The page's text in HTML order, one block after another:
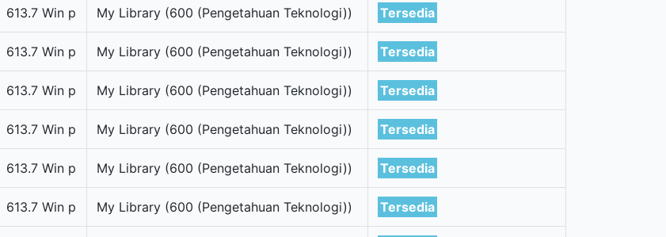
613.7 Win p My Library (600 (Pengetahuan Teknologi)) Tersedia
613.7 Win p My Library (600 (Pengetahuan Teknologi)) Tersedia
613.7 Win p My Library (600 (Pengetahuan Teknologi)) Tersedia
613.7 Win p My Library (600 (Pengetahuan Teknologi)) Tersedia
613.7 Win p My Library (600 (Pengetahuan Teknologi)) Tersedia
613.7 Win p My Library (600 (Pengetahuan Teknologi)) Tersedia